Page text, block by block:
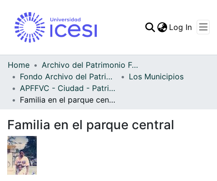
Statistics
Log In
Home
Archivo del Patrimonio Fotográfico y Fílmico del Valle del Cauca
Fondo Archivo del Patrimonio Fotográfico y Fílmico del Valle del Cauca
Los Municipios
APFFVC - Ciudad - Patrimonial
Familia en el parque central
Familia en el parque central